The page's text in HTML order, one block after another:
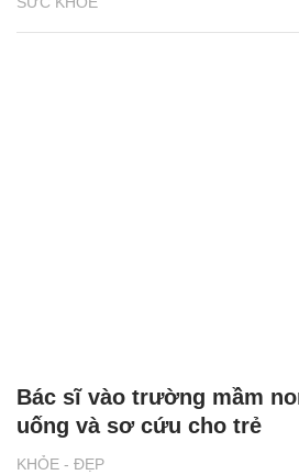
KHỎE - ĐẸP
Bác sĩ vào trường mầm
uống và sơ cứu cho trẻ